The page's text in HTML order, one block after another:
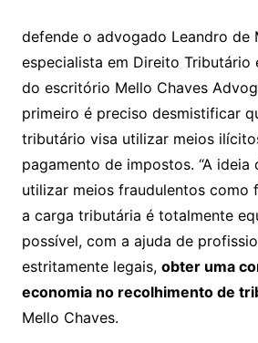
defende o advogado Leandro de
especialista em Direito Tributário
do escritório Mello Chaves
primeiro é preciso desmistificar
tributário visa utilizar meios
pagamento de impostos. “A ideia
utilizar meios fraudulentos como
a carga tributária é totalmente
possível, com a ajuda de
estritamente legais, obter uma
economia no recolhimento de
Mello Chaves.